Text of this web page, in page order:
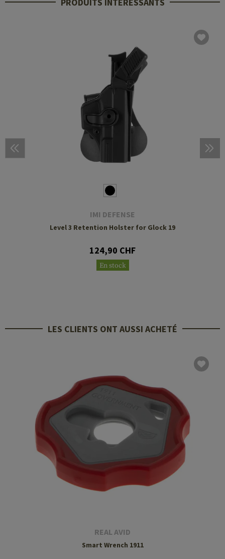
IMI DEFENSE
Level 3 Retention Holster for Glock 19
124,90 CHF
En stock
LES CLIENTS ONT AUSSI ACHETÉ
REAL AVID
Smart Wrench 1911